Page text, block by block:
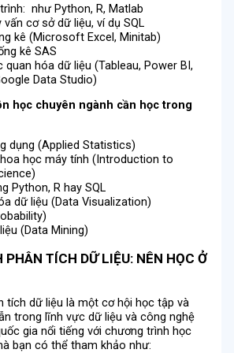
như Python, R, Matlab
cơ sở dữ liệu, ví dụ SQL
kê (Microsoft Excel, Minitab)
kê SAS
quan hóa dữ liệu (Tableau, Power BI,
Data Studio)
học chuyên ngành cần học trong
dụng (Applied Statistics)
học máy tính (Introduction to
Python, R hay SQL
dữ liệu (Data Visualization)
(Data Mining)
PHÂN TÍCH DỮ LIỆU: NÊN HỌC Ở
tích dữ liệu là một cơ hội học tập và
trong lĩnh vực dữ liệu và công nghệ
gia nổi tiếng với chương trình học
bạn có thể tham khảo như: